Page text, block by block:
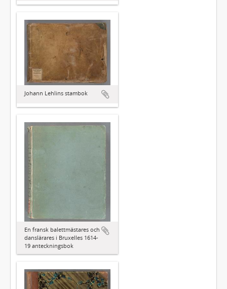
Johann Lehlins stambok
En fransk balettmästares och
danslärares i Bruxelles 1614-
19 anteckningsbok